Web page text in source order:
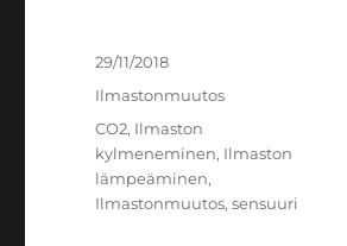
Julkaistu
29/11/2018
Kategoriat
Ilmastonmuutos
Avainsanat
CO2, Ilmaston
kylmeneminen, Ilmaston
lämpeäminen,
Ilmastonmuutos,sensuuri